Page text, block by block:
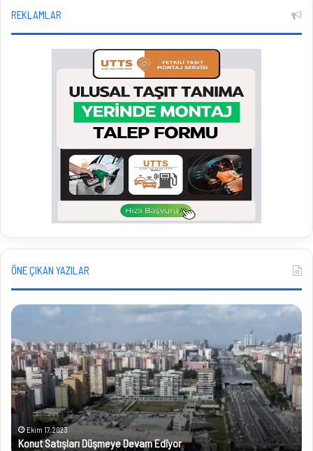
REKLAMLAR
ÖNE ÇIKAN YAZILAR
Konut
Düşmeye
Devam
Ediyor
Ekim 17, 2023
Konut Satışları Düşmeye Devam Ediyor
Gül